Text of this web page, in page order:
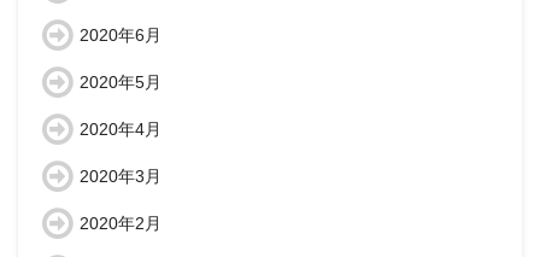
2020年6月
2020年5月
2020年4月
2020年3月
2020年2月